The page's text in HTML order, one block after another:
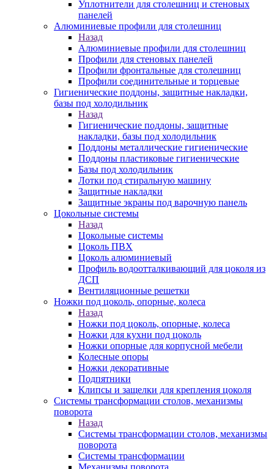
Уплотнители для столешниц и стеновых
панелей
Алюминиевые профили для столешниц
Назад
Алюминиевые профили для столешниц
Профили для стеновых панелей
Профили фронтальные для столешниц
Профили соединительные и торцевые
Гигиенические поддоны, защитные накладки,
базы под холодильник
Назад
Гигиенические поддоны, защитные
накладки, базы под холодильник
Поддоны металлические гигиенические
Поддоны пластиковые гигиенические
Базы под холодильник
Лотки под стиральную машину
Защитные накладки
Защитные экраны под варочную панель
Цокольные системы
Назад
Цокольные системы
Цоколь ПВХ
Цоколь алюминиевый
Профиль водоотталкивающий для цоколя из
ДСП
Вентиляционные решетки
Ножки под цоколь, опорные, колеса
Назад
Ножки под цоколь, опорные, колеса
Ножки для кухни под цоколь
Ножки опорные для корпусной мебели
Колесные опоры
Ножки декоративные
Подпятники
Клипсы и защелки для крепления цоколя
Системы трансформации столов, механизмы
поворота
Назад
Системы трансформации столов, механизмы
поворота
Системы трансформации
Механизмы поворота